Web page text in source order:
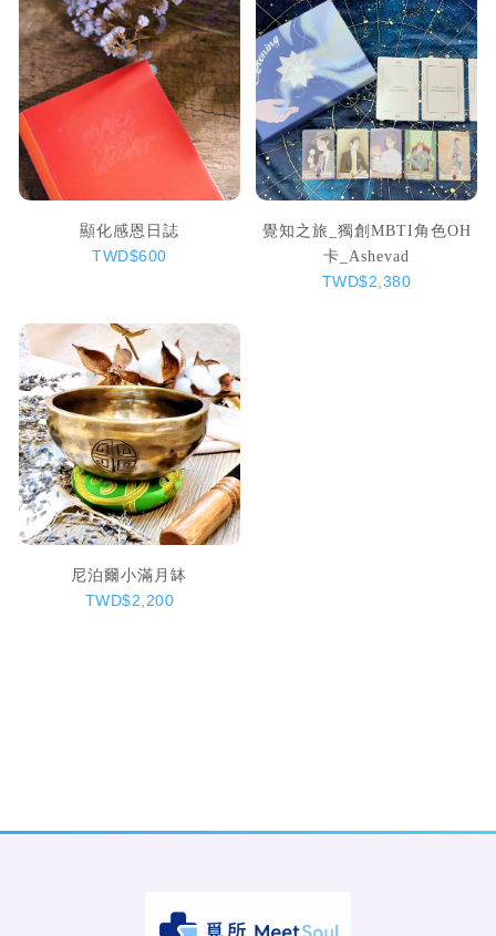
顯化感恩日誌
TWD$600
覺知之旅_獨創MBTI角色OH
卡_Ashevad
TWD$2,380
尼泊爾小滿月缽
TWD$2,200